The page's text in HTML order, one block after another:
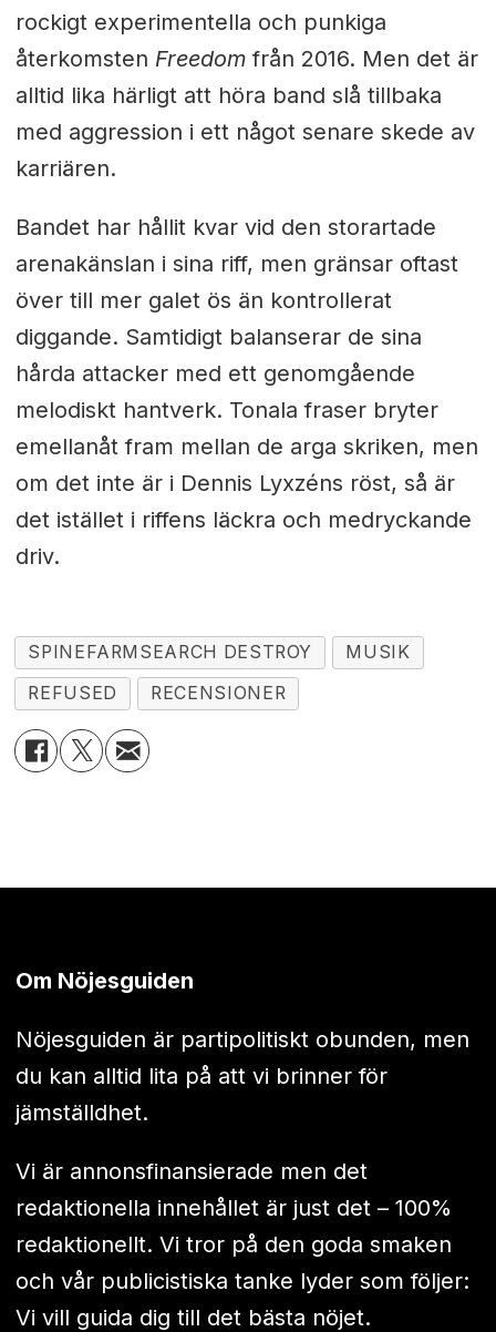
rockigt experimentella och punkiga
återkomsten Freedomfrån 2016. Men det är
alltid lika härligt att höra band slå tillbaka
med aggression i ett något senare skede av
karriären.
Bandet har hållit kvar vid den storartade
arenakänslan i sina riff, men gränsar oftast
över till mer galet ös än kontrollerat
diggande. Samtidigt balanserar de sina
hårda attacker med ett genomgående
melodiskt hantverk. Tonala fraser bryter
emellanåt fram mellan de arga skriken, men
om det inte är i Dennis Lyxzéns röst, så är
det istället i riffens läckra och medryckande
driv.
SPINEFARMSEARCH DESTROY
MUSIK
REFUSED
RECENSIONER
Om Nöjesguiden
Nöjesguiden är partipolitiskt obunden, men
du kan alltid lita på att vi brinner för
jämställdhet.
Vi är annonsfinansierade men det
redaktionella innehållet är just det – 100%
redaktionellt. Vi tror på den goda smaken
och vår publicistiska tanke lyder som följer:
Vi vill guida dig till det bästa nöjet.